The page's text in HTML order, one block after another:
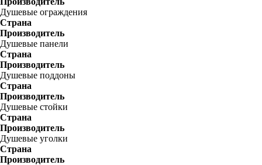
Душевые ограждения
Страна
Производитель
Душевые панели
Страна
Производитель
Душевые поддоны
Страна
Производитель
Душевые стойки
Страна
Производитель
Душевые уголки
Страна
Производитель